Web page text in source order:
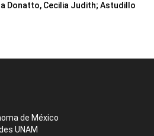
Donatto, Cecilia Judith; Astudillo
de México
UNAM